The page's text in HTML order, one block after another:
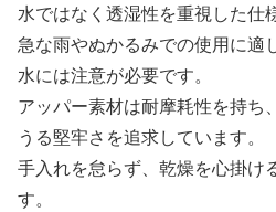
水ではなく透湿性を重視した仕
急な雨やぬかるみでの使用に適
水には注意が必要です。
アッパー素材は耐摩耗性を持ち
うる堅牢さを追求しています。
手入れを怠らず、乾燥を心掛け
す。